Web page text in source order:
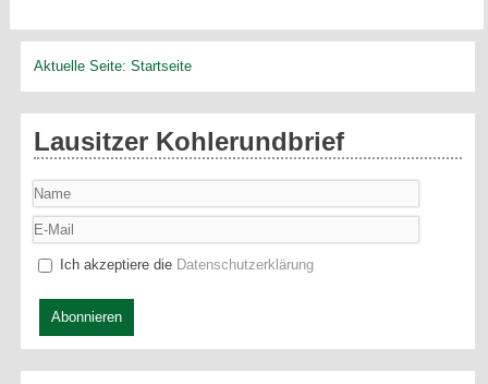
Aktuelle Seite:Startseite
Lausitzer Kohlerundbrief
Ich akzeptiere die Datenschutzerklärung
Abonnieren